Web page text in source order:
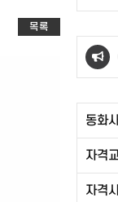
목록
동화
자격
자격